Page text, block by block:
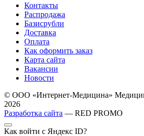
Контакты
Распродажа
Базисрубли
Доставка
Оплата
Как оформить заказ
Карта сайта
Вакансии
Новости
© ООО «Интернет-Медицина»
2026
Разработка сайта — RED PROMO
Как войти с Яндекс ID?